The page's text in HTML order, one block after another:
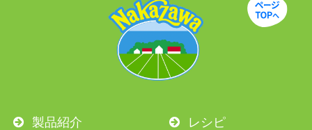
製品紹介 レシピ